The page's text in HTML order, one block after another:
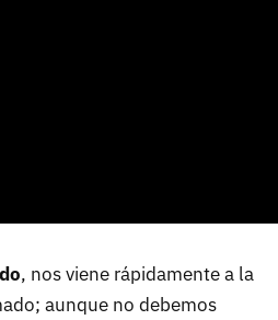
, nos viene rápidamente a la
aunque no debemos